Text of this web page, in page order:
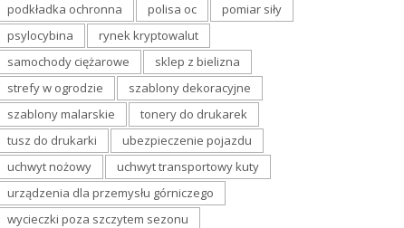
podkładka ochronna
polisa oc
pomiar siły
psylocybina
rynek kryptowalut
samochody ciężarowe
sklep z bielizna
strefy w ogrodzie
szablony dekoracyjne
szablony malarskie
tonery do drukarek
tusz do drukarki
ubezpieczenie pojazdu
uchwyt nożowy
uchwyt transportowy kuty
urządzenia dla przemysłu górniczego
wycieczki poza szczytem sezonu